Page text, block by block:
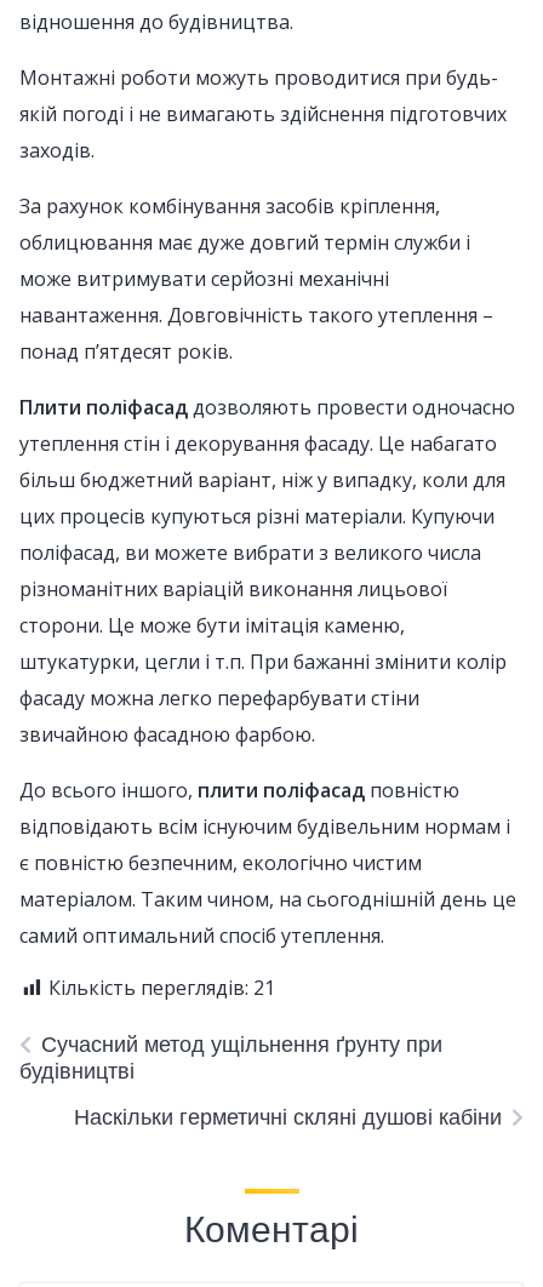
відношення до будівництва.
Монтажні роботи можуть проводитися при будь-
якій погоді і не вимагають здійснення підготовчих
заходів.
За рахунок комбінування засобів кріплення,
облицювання має дуже довгий термін служби і
може витримувати серйозні механічні
навантаження. Довговічність такого утеплення –
понад п’ятдесят років.
Плити поліфасаддозволяють провести одночасно
утеплення стін і декорування фасаду. Це набагато
більш бюджетний варіант, ніж у випадку, коли для
цих процесів купуються різні матеріали. Купуючи
поліфасад, ви можете вибрати з великого числа
різноманітних варіацій виконання лицьової
сторони. Це може бути імітація каменю,
штукатурки, цегли і т.п. При бажанні змінити колір
фасаду можна легко перефарбувати стіни
звичайною фасадною фарбою.
До всього іншого, плити поліфасад повністю
відповідають всім існуючим будівельним нормам і
є повністю безпечним, екологічно чистим
матеріалом. Таким чином, на сьогоднішній день це
самий оптимальний спосіб утеплення.
Кількість переглядів: 21
Сучасний метод ущільнення ґрунту при
будівництві
Наскільки герметичні скляні душові кабіни
Коментарі